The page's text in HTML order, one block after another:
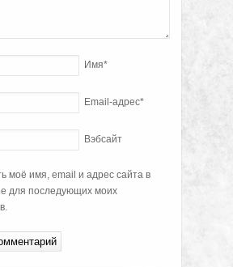
Имя*
Email-адрес*
Вэбсайт
моё имя, email и адрес сайта в
для последующих моих